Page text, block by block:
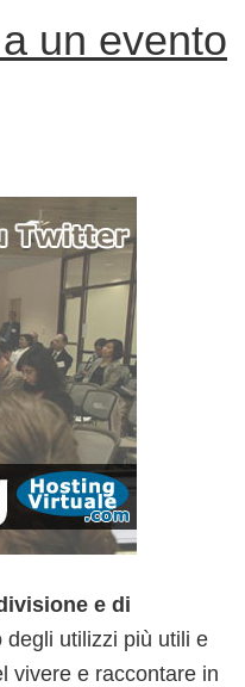
un evento
e di
degli utilizzi più utili e
vivere e raccontare in